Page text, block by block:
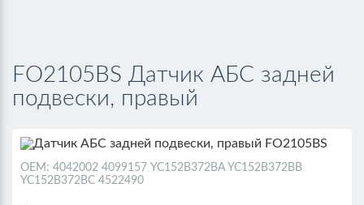
FO2105BS Датчик АБС задней
подвески, правый
ОЕМ: 4042002 4099157 YC152B372BA YC152B372BB
YC152B372BC 4522490